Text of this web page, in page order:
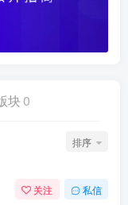
块 0
排序
关注 私信